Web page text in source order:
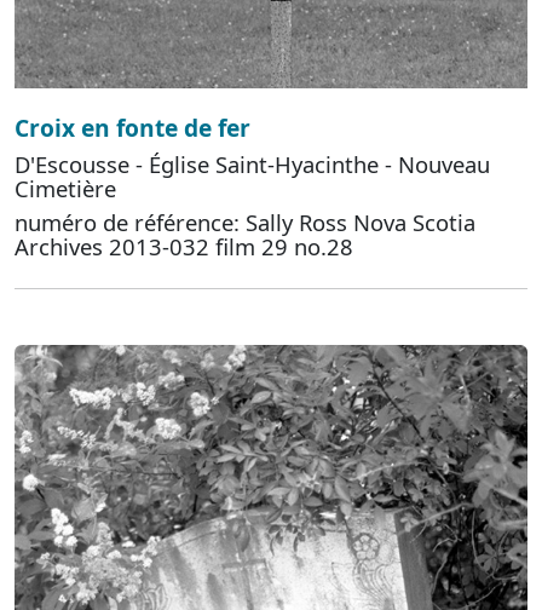
Croix en fonte de fer
D'Escousse - Église Saint-Hyacinthe - Nouveau
Cimetière
numéro de référence: Sally Ross Nova Scotia
Archives 2013-032 film 29 no.28